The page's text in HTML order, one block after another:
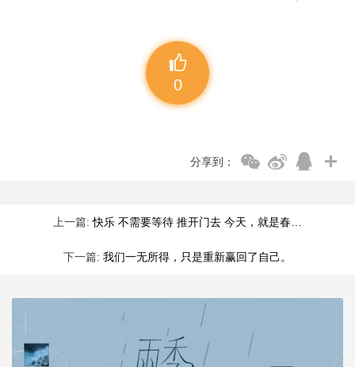
0
分享到：
上一篇:快乐 不需要等待 推开门去 今天，就是春…
下一篇: 我们一无所得，只是重新赢回了自己。